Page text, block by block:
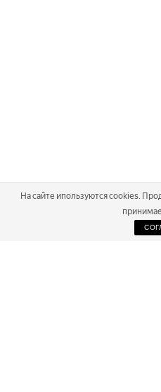
На сайте ипользуются cookies.